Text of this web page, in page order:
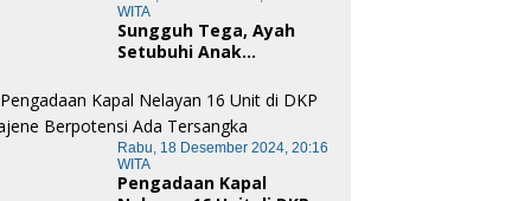
WITA
Sungguh Tega, Ayah
Setubuhi Anak
Begini Kronologis
Rabu, 18 Desember 2024, 20:16
WITA
Pengadaan Kapal